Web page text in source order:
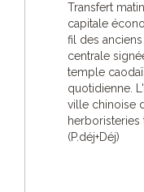
Transfert
capitale
fil des
centrale
temple
quotidienne.
ville chinoise
herboristeries
(P.déj+Déj)